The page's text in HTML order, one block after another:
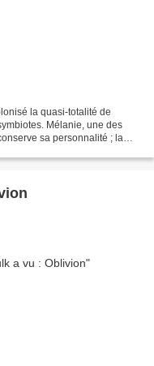
la quasi-totalité de
Mélanie, une des
sa personnalité ; la